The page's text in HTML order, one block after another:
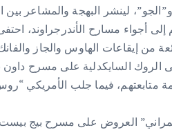
لينشر البهجة والمشاعر بين
أجواء مسارح الأندرجراوند،
من إيقاعات الهاوس والجاز
الروك السايكدلية على مسرح
متابعتهم، فيما جلب الأمريكي
العروض على مسرح بيج بيست